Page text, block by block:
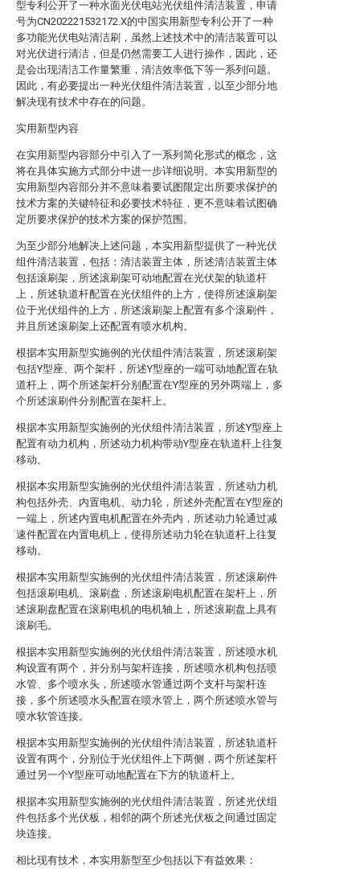
型专利公开了一种水面光伏电站光伏组件清洁装置，申请
号为CN202221532172.X的中国实用新型专利公开了一种
多功能光伏电站清洁刷，虽然上述技术中的清洁装置可以
对光伏进行清洁，但是仍然需要工人进行操作，因此，还
是会出现清洁工作量繁重，清洁效率低下等一系列问题。
因此，有必要提出一种光伏组件清洁装置，以至少部分地
解决现有技术中存在的问题。
实用新型内容
在实用新型内容部分中引入了一系列简化形式的概念，这
将在具体实施方式部分中进一步详细说明。本实用新型的
实用新型内容部分并不意味着要试图限定出所要求保护的
技术方案的关键特征和必要技术特征，更不意味着试图确
定所要求保护的技术方案的保护范围。
为至少部分地解决上述问题，本实用新型提供了一种光伏
组件清洁装置，包括：清洁装置主体，所述清洁装置主体
包括滚刷架，所述滚刷架可动地配置在光伏架的轨道杆
上，所述轨道杆配置在光伏组件的上方，使得所述滚刷架
位于光伏组件的上方，所述滚刷架上配置有多个滚刷件，
并且所述滚刷架上还配置有喷水机构。
根据本实用新型实施例的光伏组件清洁装置，所述滚刷架
包括Y型座、两个架杆，所述Y型座的一端可动地配置在轨
道杆上，两个所述架杆分别配置在Y型座的另外两端上，多
个所述滚刷件分别配置在架杆上。
根据本实用新型实施例的光伏组件清洁装置，所述Y型座上
配置有动力机构，所述动力机构带动Y型座在轨道杆上往复
移动。
根据本实用新型实施例的光伏组件清洁装置，所述动力机
构包括外壳、内置电机、动力轮，所述外壳配置在Y型座的
一端上，所述内置电机配置在外壳内，所述动力轮通过减
速件配置在内置电机上，使得所述动力轮在轨道杆上往复
移动。
根据本实用新型实施例的光伏组件清洁装置，所述滚刷件
包括滚刷电机、滚刷盘，所述滚刷电机配置在架杆上，所
述滚刷盘配置在滚刷电机的电机轴上，所述滚刷盘上具有
滚刷毛。
根据本实用新型实施例的光伏组件清洁装置，所述喷水机
构设置有两个，并分别与架杆连接，所述喷水机构包括喷
水管、多个喷水头，所述喷水管通过两个支杆与架杆连
接，多个所述喷水头配置在喷水管上，两个所述喷水管与
喷水软管连接。
根据本实用新型实施例的光伏组件清洁装置，所述轨道杆
设置有两个，分别位于光伏组件上下两侧，两个所述架杆
通过另一个Y型座可动地配置在下方的轨道杆上。
根据本实用新型实施例的光伏组件清洁装置，所述光伏组
件包括多个光伏板，相邻的两个所述光伏板之间通过固定
块连接。
相比现有技术，本实用新型至少包括以下有益效果：